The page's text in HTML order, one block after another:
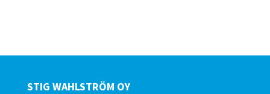
STIG WAHLSTRÖM OY